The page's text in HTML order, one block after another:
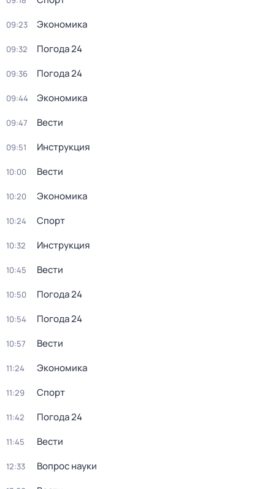
09:23 Экономика
09:32 Погода 24
09:36 Погода 24
09:44 Экономика
09:47 Вести
09:51 Инструкция
10:00 Вести
10:20 Экономика
10:24 Спорт
10:32 Инструкция
10:45 Вести
10:50 Погода 24
10:54 Погода 24
10:57 Вести
11:24 Экономика
11:29 Спорт
11:42 Погода 24
11:45 Вести
12:33 Вопрос науки